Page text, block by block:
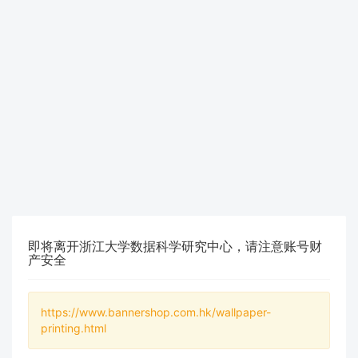
即将离开浙江大学数据科学研究中心，请注意账号财
产安全
https://www.bannershop.com.hk/wallpaper-
printing.html